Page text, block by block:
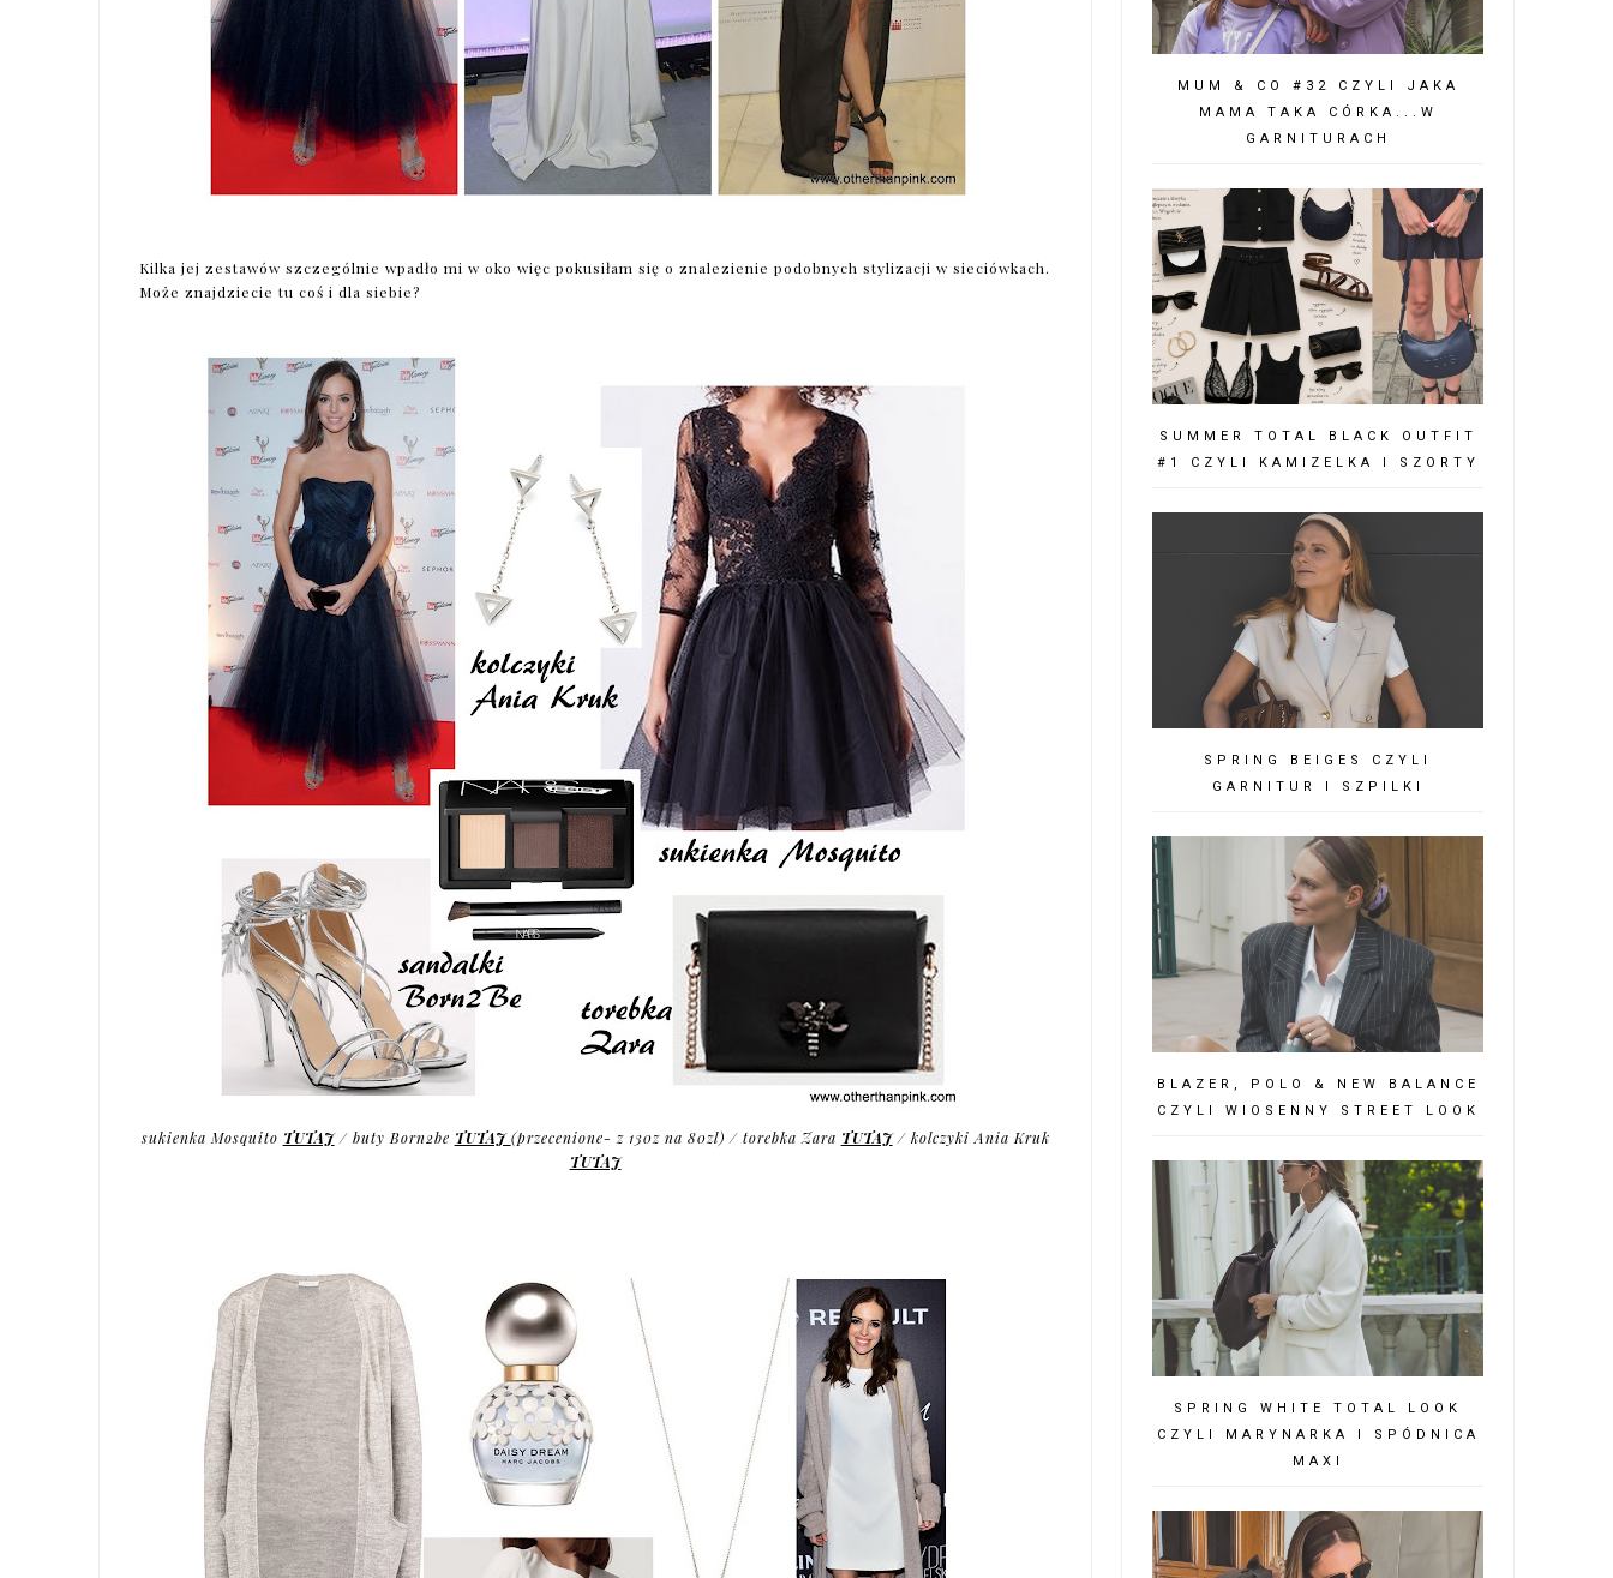
Kilka jej zestawów szczególnie wpadło mi w oko więc pokusiłam się o znalezienie podobnych stylizacji w sieciówkach.
Może znajdziecie tu coś i dla siebie?
sukienka Mosquito TUTAJ/ buty Born2be TUTAJ(przecenione- z 130z na 80zl) / torebka Zara TUTAJ/ kolczyki Ania Kruk
TUTAJ
MUM & CO #32 CZYLI JAKA
MAMA TAKA CÓRKA...W
GARNITURACH
SUMMER TOTAL BLACK OUTFIT
#1 CZYLI KAMIZELKA I SZORTY
SPRING BEIGES CZYLI
GARNITUR I SZPILKI
BLAZER, POLO & NEW BALANCE
CZYLI WIOSENNY STREET LOOK
SPRING WHITE TOTAL LOOK
CZYLI MARYNARKA I SPÓDNICA
MAXI